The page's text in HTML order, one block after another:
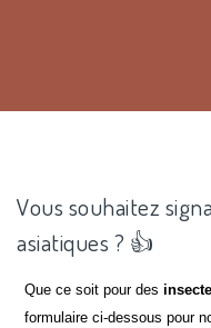
Vous souhaitez
asiatiques ? 👍
Que ce soit pour des
formulaire ci-dessous pour